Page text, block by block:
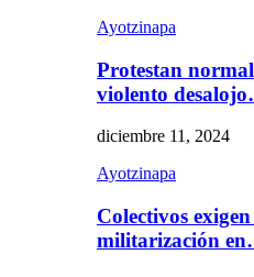
Ayotzinapa
Protestan
violento
diciembre 11, 2024
Ayotzinapa
Colectivos
militarización